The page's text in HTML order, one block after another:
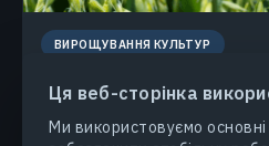
Ця веб-сторінка
Ми використовуємо
ВИРОЩУВАННЯ КУЛЬТУР
Вирощування Вівса:
Врожаю